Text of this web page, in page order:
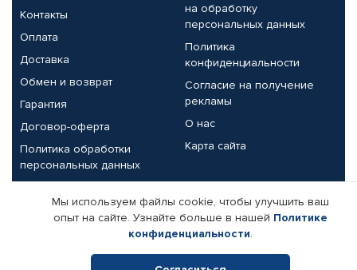
Контакты
Оплата
Доставка
Обмен и возврат
Гарантия
Договор-оферта
Политика обработки
персональных данных
на обработку
персональных данных
Политика
конфиденциальности
Согласие на получение
рекламы
О нас
Карта сайта
Партнерам
Корпоративным клиентам
Поставщикам
Реквизиты компании
Мы используем файлы cookie, чтобы улучшить ваш
опыт на сайте. Узнайте больше в нашей Политике
конфиденциальности.